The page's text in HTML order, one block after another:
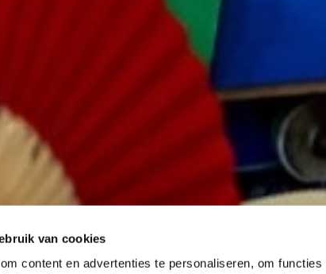
van cookies
content en advertenties te personaliseren, om